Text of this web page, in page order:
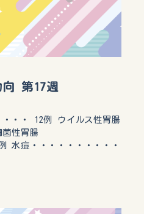
向 第17週
・・・ 12例 ウイルス性胃腸
性胃腸
水痘・・・・・・・・・・